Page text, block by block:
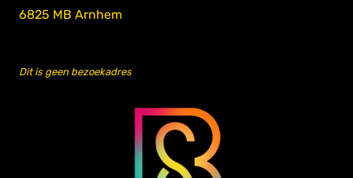
6825 MB Arnhem
Dit is geen bezoekadres